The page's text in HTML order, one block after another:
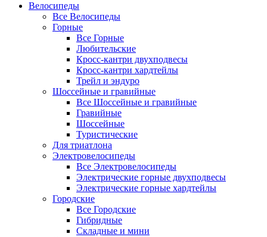
Велосипеды
Все Велосипеды
Горные
Все Горные
Любительские
Кросс-кантри двухподвесы
Кросс-кантри хардтейлы
Трейл и эндуро
Шоссейные и гравийные
Все Шоссейные и гравийные
Гравийные
Шоссейные
Туристические
Для триатлона
Электровелосипеды
Все Электровелосипеды
Электрические горные двухподвесы
Электрические горные хардтейлы
Городские
Все Городские
Гибридные
Складные и мини